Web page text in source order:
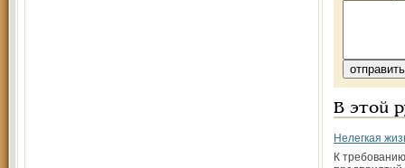
В этой
Нелегкая
К